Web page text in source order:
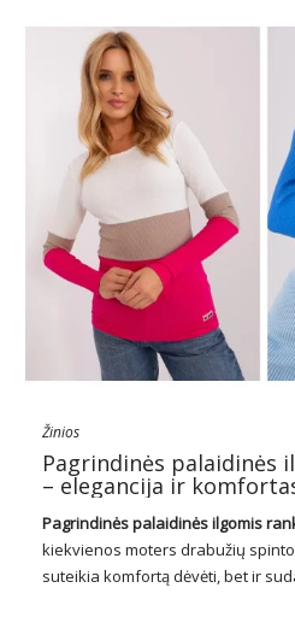
Žinios
Pagrindinės palaidinės
– elegancija ir
Pagrindinės palaidinės ilgomis
kiekvienos moters drabužių
suteikia komfortą dėvėti, bet ir